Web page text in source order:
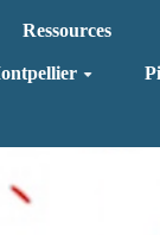
Ressources